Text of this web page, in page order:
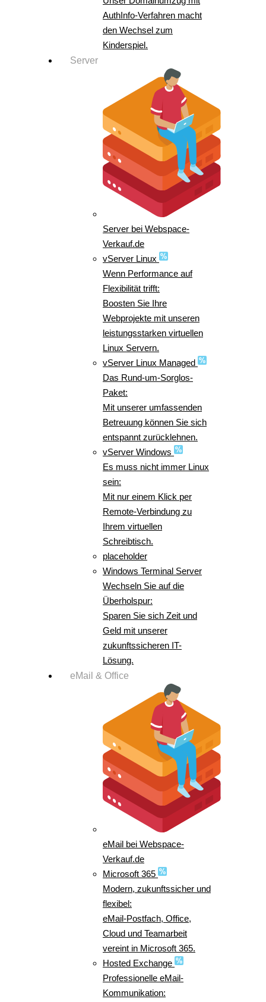
AuthInfo-Verfahren macht
den Wechsel zum
Kinderspiel.
Server
Server bei Webspace-
Verkauf.de
vServer Linux
Wenn Performance auf
Flexibilität trifft:
Boosten Sie Ihre
Webprojekte mit unseren
leistungsstarken virtuellen
Linux Servern.
vServer Linux Managed
Das Rund-um-Sorglos-
Paket:
Mit unserer umfassenden
Betreuung können Sie sich
entspannt zurücklehnen.
vServer Windows
Es muss nicht immer Linux
sein:
Mit nur einem Klick per
Remote-Verbindung zu
Ihrem virtuellen
Schreibtisch.
placeholder
Windows Terminal Server
Wechseln Sie auf die
Überholspur:
Sparen Sie sich Zeit und
Geld mit unserer
zukunftssicheren IT-
Lösung.
eMail & Office
eMail bei Webspace-
Verkauf.de
Microsoft 365
Modern, zukunftssicher und
flexibel:
eMail-Postfach, Office,
Cloud und Teamarbeit
vereint in Microsoft 365.
Hosted Exchange
Professionelle eMail-
Kommunikation: